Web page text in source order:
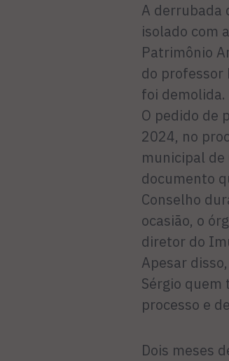
A derrubada
isolado com
Patrimônio
do professor
foi demolida.
O pedido de
2024, no
municipal de
documento
Conselho
ocasião, o
diretor do
Apesar
Sérgio
processo e
Dois meses